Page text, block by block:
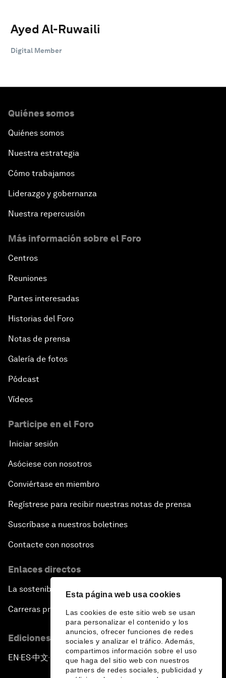
Esta página web usa cookies
Las cookies de este sitio web se usan
para personalizar el contenido y los
anuncios, ofrecer funciones de redes
sociales y analizar el tráfico. Además,
compartimos información sobre el uso
que haga del sitio web con nuestros
partners de redes sociales, publicidad y
Ayed Al-Ruwaili
Digital Member
Quiénes somos
Quiénes somos
Nuestra estrategia
Cómo trabajamos
Liderazgo y gobernanza
Nuestra repercusión
Más información sobre el Foro
Centros
Reuniones
Partes interesadas
Historias del Foro
Notas de prensa
Galería de fotos
Pódcast
Vídeos
Participe en el Foro
Iniciar sesión
Asóciese con nosotros
Conviértase en miembro
Regístrese para recibir nuestras notas de prensa
Suscríbase a nuestros boletines
Contacte con nosotros
Enlaces directos
La sostenibilidad en el Foro
Carreras profesionales
Ediciones en otros idiomas
EN ▪ES▪中文▪ 日本語